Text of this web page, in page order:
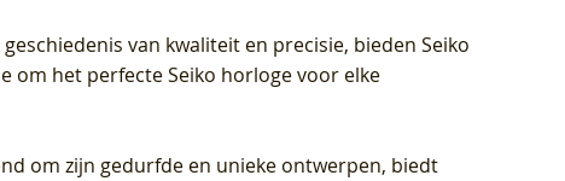
van kwaliteit en precisie, bieden Seiko
om het perfecte Seiko horloge voor elke
om zijn gedurfde en unieke ontwerpen, biedt